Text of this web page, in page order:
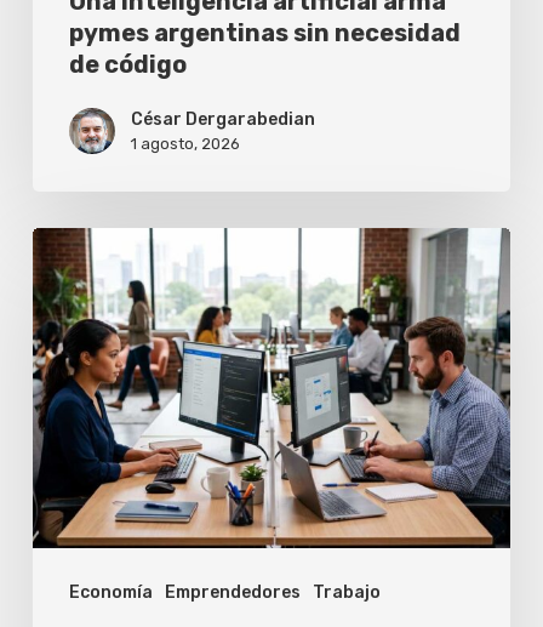
pymes argentinas sin necesidad
de código
César Dergarabedian
1 agosto, 2026
Economía Emprendedores Trabajo
futuro
del
trabajo
se
debate
en
una
nueva
edición